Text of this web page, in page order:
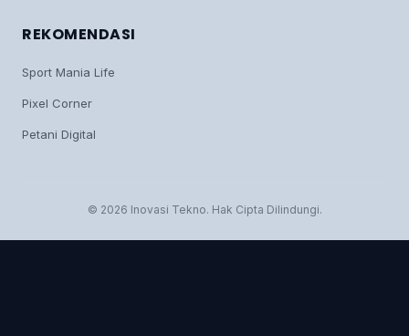
REKOMENDASI
Sport Mania Life
Pixel Corner
Petani Digital
© 2026 Inovasi Tekno. Hak Cipta Dilindungi.